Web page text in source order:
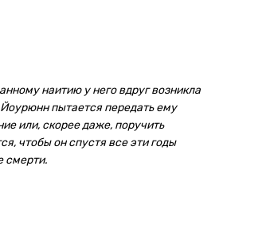
наитию у него вдруг возникла
Йоурюнн пытается передать ему
или, скорее даже, поручить
чтобы он спустя все эти годы
смерти.